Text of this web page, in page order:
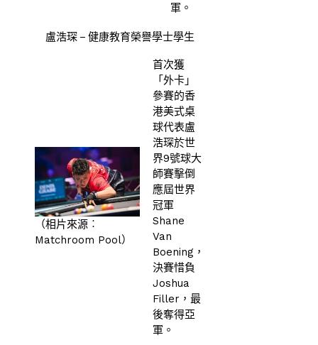
軍。
盧浩琛 – 健康教育榮譽學士學生
（相片來源︰
Matchroom Pool）
首次獲
「外卡」
參賽的香
港美式桌
球代表盧
浩琛於世
界9號球大
師賽擊倒
應屆世界
冠軍
Shane
Van
Boening，
決賽惜負
Joshua
Filler，最
後奪得亞
軍。